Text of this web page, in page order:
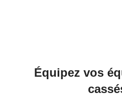
Équipez vos